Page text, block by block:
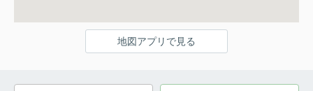
地図アプリで見る